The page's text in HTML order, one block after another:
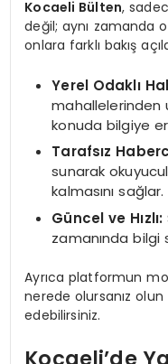
Kocaeli Bülten,
değil; aynı zamanda
onlara farklı bakış
Yerel Odaklı
mahallelerinden
konuda bilgiye
Tarafsız
sunarak
kalmasını sağlar.
Güncel ve Hızlı:
zamanında bilgi
Ayrıca platformun
nerede olursanız
edebilirsiniz.
Kocaeli’de